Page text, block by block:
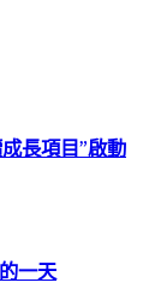
長項目”啟動
一天